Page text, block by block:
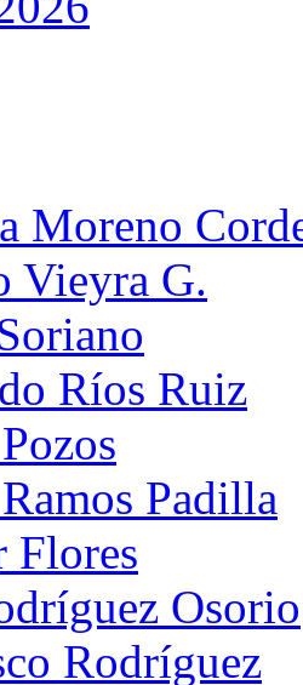
Moreno
Vieyra G.
Ríos Ruiz
Padilla
Flores
Osorio
Rodríguez